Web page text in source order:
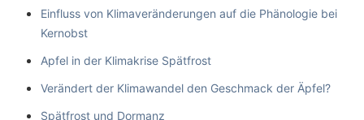
Einfluss von Klimaveränderungen auf die Phänologie bei
Kernobst
Apfel in der Klimakrise Spätfrost
Verändert der Klimawandel den Geschmack der Äpfel?
Spätfrost und Dormanz